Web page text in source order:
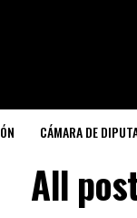
CÁMARA DE
All